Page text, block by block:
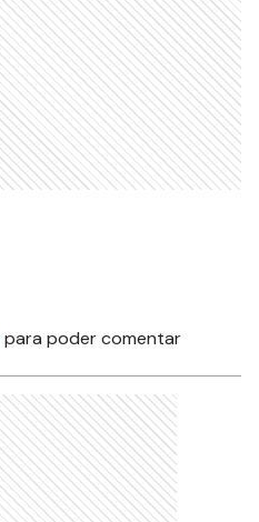
para poder comentar